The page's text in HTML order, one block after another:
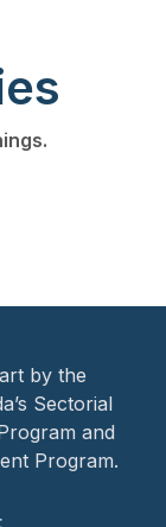
by the
Sectorial
and
Program.